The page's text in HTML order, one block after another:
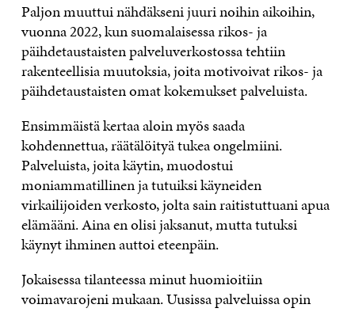
Paljon muuttui nähdäkseni juuri noihin aikoihin,
vuonna 2022, kun suomalaisessa rikos- ja
päihdetaustaisten palveluverkostossa tehtiin
rakenteellisia muutoksia, joita motivoivat rikos- ja
päihdetaustaisten omat kokemukset palveluista.
Ensimmäistä kertaa aloin myös saada
kohdennettua, räätälöityä tukea ongelmiini.
Palveluista, joita käytin, muodostui
moniammatillinen ja tutuiksi käyneiden
virkailijoiden verkosto, jolta sain raitistuttuani apua
elämääni. Aina en olisi jaksanut, mutta tutuksi
käynyt ihminen auttoi eteenpäin.
Jokaisessa tilanteessa minut huomioitiin
voimavarojeni mukaan. Uusissa palveluissa opin